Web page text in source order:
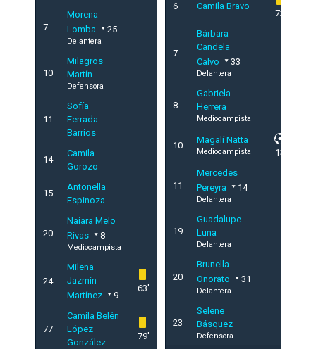
7
Morena
Lomba
25
Delantera
10
Milagros
Martín
Defensora
11
Sofía
Ferrada
Barrios
14
Camila
Gorozo
15
Antonella
Espinoza
20
Naiara Melo
Rivas
8
Mediocampista
24
Milena
Jazmín
Martínez
9
63'
77
Camila Belén
López
González
79'
6 Camila Bravo
72'
7
Bárbara
Candela
Calvo
33
Delantera
8
Gabriela
Herrera
Mediocampista
10
Magalí Natta
Mediocampista 13'
11
Mercedes
Pereyra
14
Delantera
19
Guadalupe
Luna
Delantera
20
Brunella
Onorato
31
Delantera
23
Selene
Básquez
Defensora